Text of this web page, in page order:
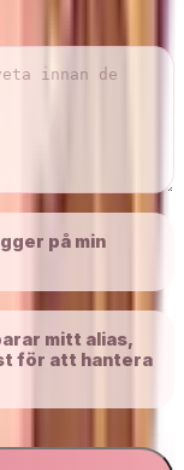
på min
mitt alias,
för att hantera